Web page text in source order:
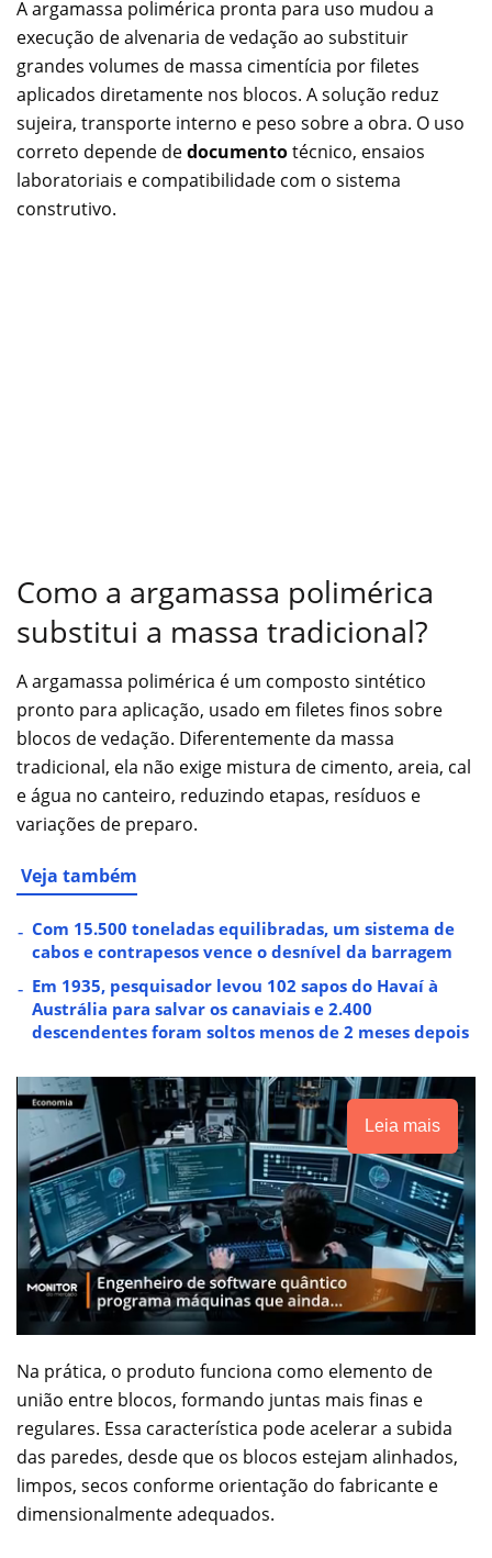
A argamassa polimérica pronta para uso mudou a
execução de alvenaria de vedação ao substituir
grandes volumes de massa cimentícia por filetes
aplicados diretamente nos blocos. A solução reduz
sujeira, transporte interno e peso sobre a obra. O uso
correto depende dedocumentotécnico, ensaios
laboratoriais e compatibilidade com o sistema
construtivo.
Como a argamassa polimérica
substitui a massa tradicional?
A argamassa polimérica é um composto sintético
pronto para aplicação, usado em filetes finos sobre
blocos de vedação. Diferentemente da massa
tradicional, ela não exige mistura de cimento, areia, cal
e água no canteiro, reduzindo etapas, resíduos e
variações de preparo.
Veja também
Com 15.500 toneladas equilibradas, um sistema de
cabos e contrapesos vence o desnível da barragem
Em 1935, pesquisador levou 102 sapos do Havaí à
Austrália para salvar os canaviais e 2.400
descendentes foram soltos menos de 2 meses depois
Leia mais
Na prática, o produto funciona como elemento de
união entre blocos, formando juntas mais finas e
regulares. Essa característica pode acelerar a subida
das paredes, desde que os blocos estejam alinhados,
limpos, secos conforme orientação do fabricante e
dimensionalmente adequados.